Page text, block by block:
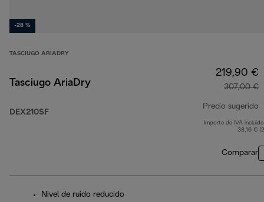
-28 %
TASCIUGO ARIADRY
Tasciugo AriaDry
DEX210SF
219,90 €
307,00 €
Precio sugerido
Importe de IVA
38,16 €
Comparar
Nivel de ruido reducido